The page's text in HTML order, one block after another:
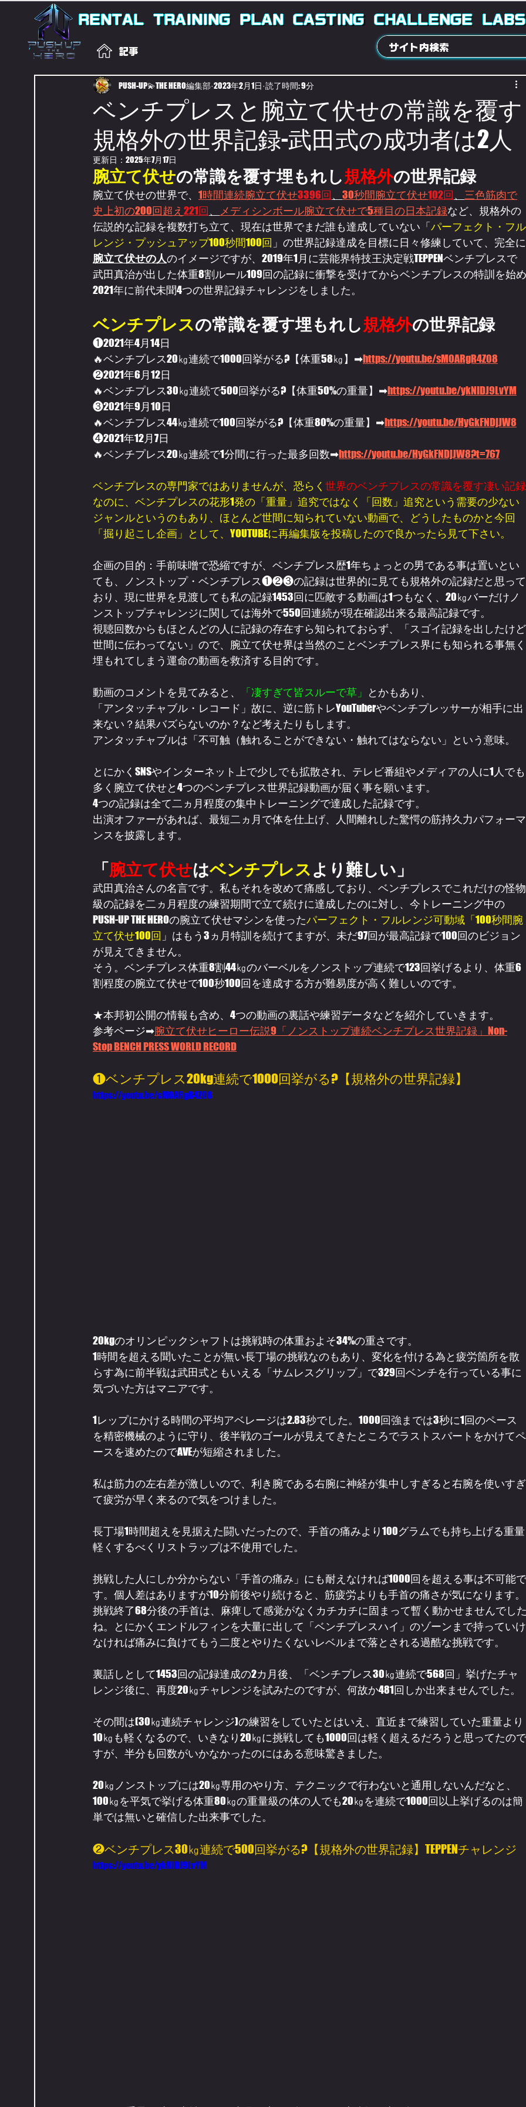
RENTAL TRAINING PLAN CASTING CHALLENGE LABS
記事
ベンチプレスと腕立て伏せの常識を覆す
規格外の世界記録-武田式の成功者は2人
PUSH-UP💫THE HERO編集部 2023年2月1日 読了時間: 9分
更新日： 2025年7月17日
腕立て伏せの常識を覆す埋もれし規格外の世界記録
腕立て伏せの世界で、 1時間連続腕立て伏せ3396回、 30秒間腕立て伏せ102回、 三色筋肉で
史上初の200回超え 221回、 メディシンボール腕立て伏せで5種目の日本記録など、規格外の
伝説的な記録を複数打ち立て、現在は世界でまだ誰も達成していない「パーフェクト・フル
レンジ・プッシュアップ100秒間100回 」の世界記録達成を目標に日々修練していて、完全に
腕立て伏せの人のイメージですが、2019年1月に芸能界特技王決定戦TEPPENベンチプレスで
武田真治が出した体重8割ルール109回の記録に衝撃を受けてからベンチプレスの特訓を始め
2021年に前代未聞4つの世界記録チャレンジをしました。
ベンチプレスの常識を覆す埋もれし規格外の世界記録
❶2021年4月14日
🔥ベンチプレス20㎏連続で1000回挙がる?【体重58㎏】➡https://youtu.be/sM0ARgR4Z08
❷2021年6月12日
🔥ベンチプレス30㎏連続で500回挙がる?【体重50%の重量】➡https://youtu.be/ykNIDJ9LvYM
❸2021年9月10日
🔥ベンチプレス44㎏連続で100回挙がる?【体重80%の重量】➡https://youtu.be/HyGkFNDjJW8
❹2021年12月7日
🔥ベンチプレス20㎏連続で1分間に行った最多回数➡https://youtu.be/HyGkFNDjJW8?t=767
ベンチプレスの専門家ではありませんが、恐らく 世界のベンチプレスの常識を覆す凄い記録
なのに、ベンチプレスの花形1発の「重量」追究ではなく「回数」追究という需要の少ない
ジャンルというのもあり、ほとんど世間に知られていない動画で、どうしたものかと今回
「掘り起こし企画」として、YOUTUBEに再編集版を投稿したので良かったら見て下さい。
企画の目的：手前味噌で恐縮ですが、ベンチプレス歴1年ちょっとの男である事は置いとい
ても、ノンストップ・ベンチプレス❶❷❸の記録は世界的に見ても規格外の記録だと思って
おり、現に世界を見渡しても私の記録1453回に匹敵する動画は1つもなく、20㎏バーだけノ
ンストップチャレンジに関しては海外で550回連続が現在確認出来る最高記録です。
視聴回数からもほとんどの人に記録の存在すら知られておらず、「スゴイ記録を出したけど
世間に伝わってない」ので、腕立て伏せ界は当然のことベンチプレス界にも知られる事無く
埋もれてしまう運命の動画を救済する目的です。
動画のコメントを見てみると、 「凄すぎて皆スルーで草」 とかもあり、
「アンタッチャブル・レコード」故に、逆に筋トレYouTuberやベンチプレッサーが相手に出
来ない？結果バズらないのか？など考えたりもします。
アンタッチャブルは「不可触（触れることができない・触れてはならない」という意味。
とにかくSNSやインターネット上で少しでも拡散され、テレビ番組やメディアの人に1人でも
多く腕立て伏せと4つのベンチプレス世界記録動画が届く事を願います。
4つの記録は全て二ヵ月程度の集中トレーニングで達成した記録です。
出演オファーがあれば、最短二ヵ月で体を仕上げ、人間離れした驚愕の筋持久力パフォーマ
ンスを披露します。
「腕立て伏せはベンチプレスより難しい」
武田真治さんの名言です。私もそれを改めて痛感しており、ベンチプレスでこれだけの怪物
級の記録を二ヵ月程度の練習期間で立て続けに達成したのに対し、今トレーニング中の
PUSH-UP THE HEROの腕立て伏せマシンを使ったパーフェクト・フルレンジ可動域「100秒間腕
立て伏せ100回 」はもう3ヵ月特訓を続けてますが、未だ97回が最高記録で100回のビジョン
が見えてきません。
そう。ベンチプレス体重8割44㎏のバーベルをノンストップ連続で123回挙げるより、体重6
割程度の腕立て伏せで100秒100回を達成する方が難易度が高く難しいのです。
★本邦初公開の情報も含め、4つの動画の裏話や練習データなどを紹介していきます。
参考ページ➡腕立て伏せヒーロー伝説9「ノンストップ連続ベンチプレス世界記録」Non-
Stop BENCH PRESS WORLD RECORD
❶ベンチプレス20kg連続で1000回挙がる?【規格外の世界記録】
https://youtu.be/sM0ARgR4Z08
20kgのオリンピックシャフトは挑戦時の体重およそ34%の重さです。
1時間を超える聞いたことが無い長丁場の挑戦なのもあり、変化を付ける為と疲労箇所を散
らす為に前半戦は武田式ともいえる「サムレスグリップ」で329回ベンチを行っている事に
気づいた方はマニアです。
1レップにかける時間の平均アベレージは2.83秒でした。1000回強までは3秒に1回のペース
を精密機械のように守り、後半戦のゴールが見えてきたところでラストスパートをかけてペ
ースを速めたのでAVEが短縮されました。
私は筋力の左右差が激しいので、利き腕である右腕に神経が集中しすぎると右腕を使いすぎ
て疲労が早く来るので気をつけました。
長丁場1時間超えを見据えた闘いだったので、手首の痛みより100グラムでも持ち上げる重量
軽くするべくリストラップは不使用でした。
挑戦した人にしか分からない「手首の痛み」にも耐えなければ1000回を超える事は不可能で
す。個人差はありますが10分前後やり続けると、筋疲労よりも手首の痛さが気になります。
挑戦終了68分後の手首は、麻痺して感覚がなくカチカチに固まって暫く動かせませんでし
ね。とにかくエンドルフィンを大量に出して「ベンチプレスハイ」のゾーンまで持っていけ
なければ痛みに負けてもう二度とやりたくないレベルまで落とされる過酷な挑戦です。
裏話しとして1453回の記録達成の2カ月後、「ベンチプレス30㎏連続で568回」挙げたチャ
レンジ後に、再度20㎏チャレンジを試みたのですが、何故か481回しか出来ませんでした。
その間は(30㎏連続チャレンジ)の練習をしていたとはいえ、直近まで練習していた重量より
10㎏も軽くなるので、いきなり20㎏に挑戦しても1000回は軽く超えるだろうと思ってたので
すが、半分も回数がいかなかったのにはある意味驚きました。
20㎏ノンストップには20㎏専用のやり方、テクニックで行わないと通用しないんだなと、
100㎏を平気で挙げる体重80㎏の重量級の体の人でも20㎏を連続で1000回以上挙げるのは簡
単では無いと確信した出来事でした。
❷ベンチプレス30㎏連続で500回挙がる?【規格外の世界記録】TEPPENチャレンジ
https://youtu.be/ykNIDJ9LvYM